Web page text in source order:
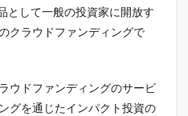
として一般の投資家に開放す
クラウドファンディングで
ウドファンディングのサービ
グを通じたインパクト投資の